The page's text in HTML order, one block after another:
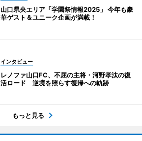
山口県央エリア「学園祭情報2025」 今年も豪
華ゲスト＆ユニーク企画が満載！
インタビュー
レノファ山口FC、不屈の主将・河野孝汰の復
活ロード 逆境を照らす復帰への軌跡
もっと見る